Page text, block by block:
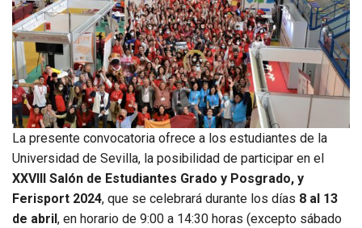
La presente convocatoria ofrece a los estudiantes de la
Universidad de Sevilla, la posibilidad de participar en el
XXVIII Salón de Estudiantes Grado y Posgrado, y
Ferisport 2024, que se celebrará durante los días 8 al 13
de abril , en horario de 9:00 a 14:30 horas (excepto sábado